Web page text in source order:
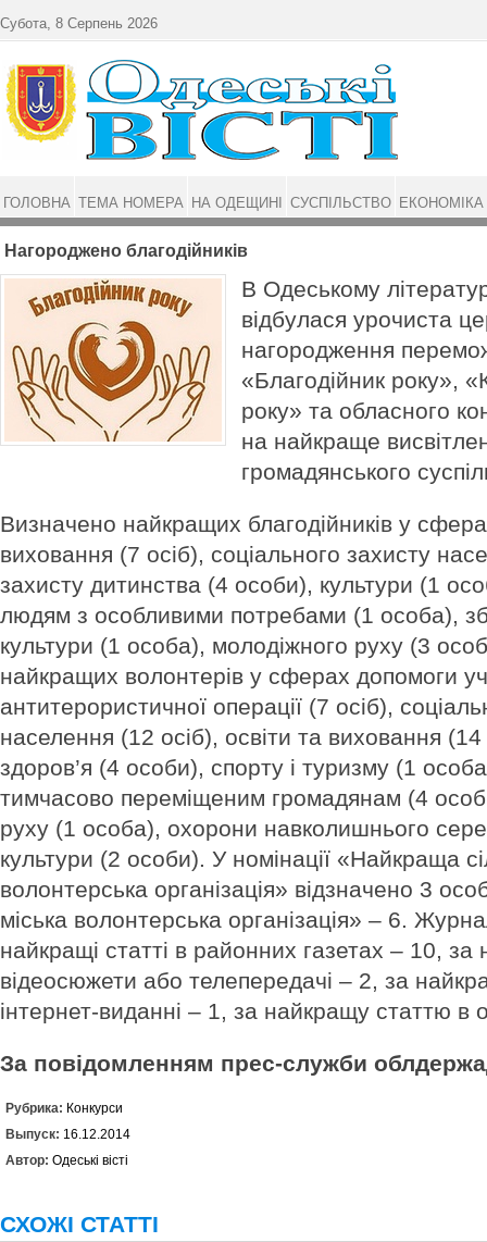
Нагороджено благодійників
В Одеському
відбулася урочиста
нагородження
«Благодійник року»,
року» та обласного
на найкраще
громадянського
Визначено найкращих благодійників у
виховання (7 осіб), соціального захисту
захисту дитинства (4 особи), культури (1
людям з особливими потребами (1 особа),
культури (1 особа), молодіжного руху (3
найкращих волонтерів у сферах допомоги
антитерористичної операції (7 осіб),
населення (12 осіб), освіти та виховання
здоров’я (4 особи), спорту і туризму (1
тимчасово переміщеним громадянам (4
руху (1 особа), охорони навколишнього
культури (2 особи). У номінації «Найкраща
волонтерська організація» відзначено 3
міська волонтерська організація» – 6.
найкращі статті в ра­йонних газетах – 10, за
відеосюжети або телепередачі – 2, за
інтернет-виданні – 1, за найкращу статтю в
За повідомленням прес-служби
Рубрика: Конкурси
Выпуск: 16.12.2014
Автор: Одеські вісті
СХОЖІ СТАТТІ
Субота, 8 Серпень 2026
ГОЛОВНА ТЕМА НОМЕРА НА ОДЕЩИНІ СУСПІЛЬСТВО ЕКОНОМІКА